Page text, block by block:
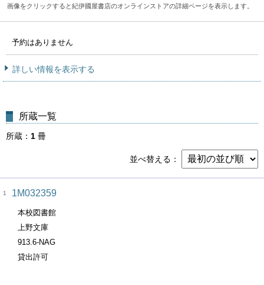
画像をクリックすると紀伊國屋書店のオンラインストアの詳細ページを表示します。
予約はありません
詳しい情報を表示する
所蔵一覧
所蔵 1 冊
並べ替える
1 1M032359
本校図書館
上野文庫
913.6-NAG
貸出許可